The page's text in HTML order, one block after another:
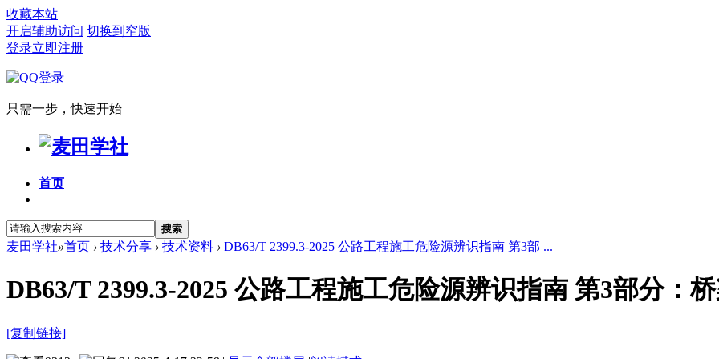
收藏本站
开启辅助访问 切换到窄版
登录立即注册
只需一步，快速开始
首页
搜索
麦田学社»首页 › 技术分享 › 技术资料 › DB63/T 2399.3-2025 公路工程施工危险源辨识指南 第3部 ...
DB63/T 2399.3-2025 公路工程施工危险源辨识指南 第3部分：
[复制链接]